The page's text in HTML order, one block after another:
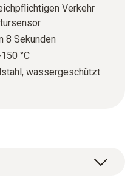
Verkehr
8 Sekunden
°C
wassergeschützt